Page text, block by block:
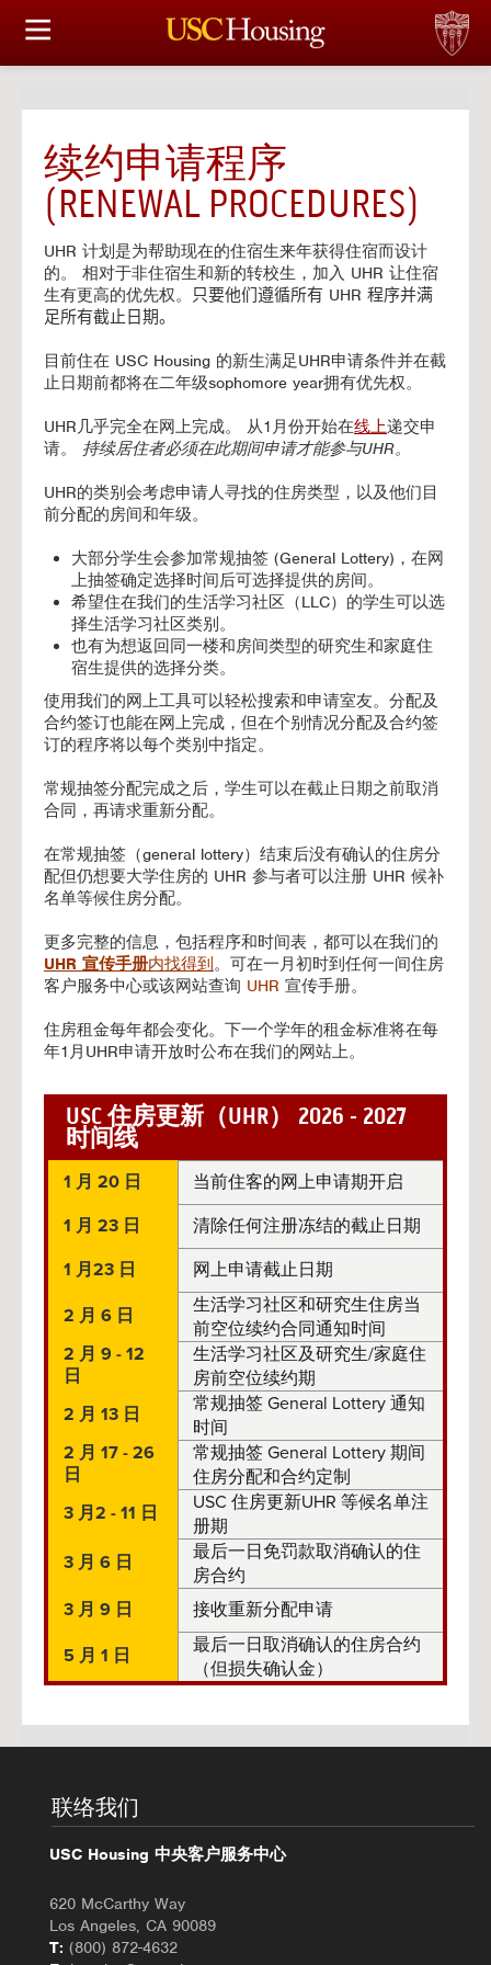
住房选择
财务实事资讯
服务
会议资讯
续约申请程序
(RENEWAL PROCEDURES)
UHR 计划是为帮助现在的住宿生来年获得住宿而设计
的。 相对于非住宿生和新的转校生，加入 UHR 让住宿
生有更高的优先权。
只要他们遵循所有 UHR 程序并满
足所有截止日期。
目前住在 USC Housing 的新生满足UHR申请条件并在截
止日期前都将在二年级sophomore year拥有优先权。
UHR几乎完全在网上完成。 从1月份开始在线上递交申
请。 持续居住者必须在此期间申请才能参与UHR。
UHR的类别会考虑申请人寻找的住房类型，以及他们目
前分配的房间和年级。
大部分学生会参加常规抽签 (General Lottery)，在网
上抽签确定选择时间后可选择提供的房间。
希望住在我们的生活学习社区（LLC）的学生可以选
择生活学习社区类别。
也有为想返回同一楼和房间类型的研究生和家庭住
宿生提供的选择分类。
使用我们的网上工具可以轻松搜索和申请室友。分配及
合约签订也能在网上完成，但在个别情况分配及合约签
订的程序将以每个类别中指定。
常规抽签分配完成之后，学生可以在截止日期之前取消
合同，再请求重新分配。
在常规抽签（general lottery）结束后没有确认的住房分
配但仍想要大学住房的 UHR 参与者可以注册 UHR 候补
名单等候住房分配。
更多完整的信息，包括程序和时间表，都可以在我们的
UHR 宣传手册内找得到 。可在一月初时到任何一间住房
客户服务中心或该网站查询 UHR 宣传手册。
住房租金每年都会变化。下一个学年的租金标准将在每
年1月UHR申请开放时公布在我们的网站上。
USC 住房更新（UHR） 2026 - 2027
时间线
1 月 20 日
当前住客的网上申请期开启
1 月 23 日
清除任何注册冻结的截止日期
1 月23 日
网上申请截止日期
2 月 6 日
生活学习社区和研究生住房当
前空位续约合同通知时间
2 月 9 - 12
日
生活学习社区及研究生/家庭住
房前空位续约期
2 月 13 日
常规抽签 General Lottery 通知
时间
2 月 17 - 26
日
常规抽签 General Lottery 期间
住房分配和合约定制
3 月2 - 11 日
USC 住房更新UHR 等候名单注
册期
3 月 6 日
最后一日免罚款取消确认的住
房合约
3 月 9 日
接收重新分配申请
5 月 1 日
最后一日取消确认的住房合约
（但损失确认金）
联络我们
USC Housing 中央客户服务中心
620 McCarthy Way
Los Angeles, CA 90089
T: (800) 872-4632